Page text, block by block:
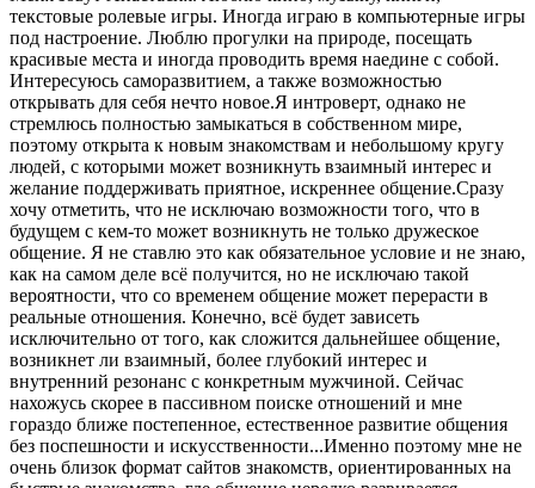
текстовые ролевые игры. Иногда играю в компьютерные игры
под настроение. Люблю прогулки на природе, посещать
красивые места и иногда проводить время наедине с собой.
Интересуюсь саморазвитием, а также возможностью
открывать для себя нечто новое.Я интроверт, однако не
стремлюсь полностью замыкаться в собственном мире,
поэтому открыта к новым знакомствам и небольшому кругу
людей, с которыми может возникнуть взаимный интерес и
желание поддерживать приятное, искреннее общение.Сразу
хочу отметить, что не исключаю возможности того, что в
будущем с кем-то может возникнуть не только дружеское
общение. Я не ставлю это как обязательное условие и не знаю,
как на самом деле всё получится, но не исключаю такой
вероятности, что со временем общение может перерасти в
реальные отношения. Конечно, всё будет зависеть
исключительно от того, как сложится дальнейшее общение,
возникнет ли взаимный, более глубокий интерес и
внутренний резонанс с конкретным мужчиной. Сейчас
нахожусь скорее в пассивном поиске отношений и мне
гораздо ближе постепенное, естественное развитие общения
без поспешности и искусственности...Именно поэтому мне не
очень близок формат сайтов знакомств, ориентированных на